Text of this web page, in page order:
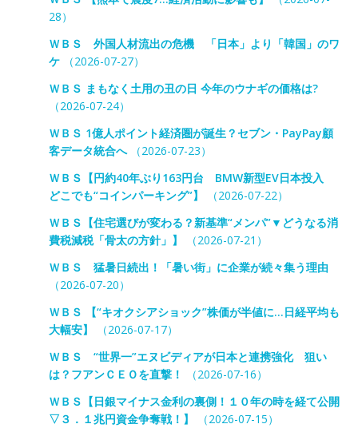
28）
ＷＢＳ 外国人材流出の危機 「日本」より「韓国」のワ
ケ（2026-07-27）
ＷＢＳ まもなく土用の丑の日 今年のウナギの価格は?
（2026-07-24）
ＷＢＳ 1億人ポイント経済圏が誕生？セブン・PayPay顧
客データ統合へ（2026-07-23）
ＷＢＳ【円約40年ぶり163円台 BMW新型EV日本投入
どこでも“コインパーキング”】
（2026-07-22）
ＷＢＳ【住宅選びが変わる？新基準“メンパ”▼どうなる消
費税減税「骨太の方針」】
（2026-07-21）
ＷＢＳ 猛暑日続出！「暑い街」に企業が続々集う理由
（2026-07-20）
ＷＢＳ 【“キオクシアショック”株価が半値に…日経平均も
大幅安】
（2026-07-17）
ＷＢＳ “世界一”エヌビディアが日本と連携強化 狙い
は？フアンＣＥＯを直撃！
（2026-07-16）
ＷＢＳ【日銀マイナス金利の裏側！１０年の時を経て公開
▽３．１兆円資金争奪戦！】
（2026-07-15）